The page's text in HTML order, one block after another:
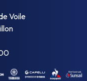
Voile